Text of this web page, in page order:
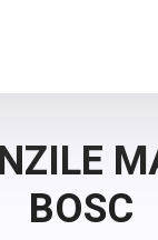
BOSC